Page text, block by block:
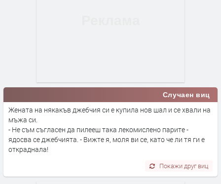
Случаен виц
Жената на някакъв джебчия си е купила нов шал и се хвали на
мъжа си.
- Не съм съгласен да пилееш така лекомислено парите -
ядосва се джебчията. - Вижте я, моля ви се, като че ли тя ги е
откраднала!
Покажи друг виц